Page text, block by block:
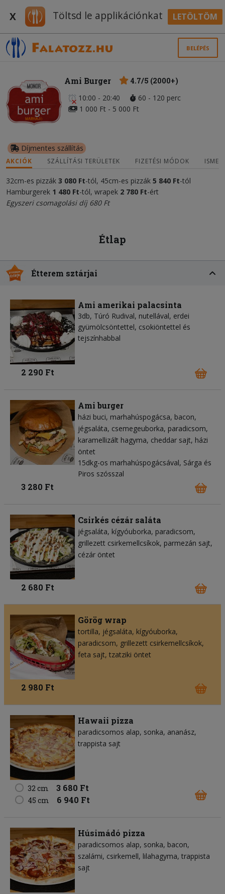
X Töltsd le applikációnkat LETÖLTÖM
BELÉPÉS
Ami Burger
4.7/5 (2000+)
10:00 - 20:40
60 - 120 perc
1 000 Ft - 5 000 Ft
Díjmentes szállítás
AKCIÓK SZÁLLÍTÁSI TERÜLETEK FIZETÉSI MÓDOK
32cm-es pizzák 3 080 Ft-tól, 45cm-es pizzák 5 840 Ft-tól
Hamburgerek 1 480 Ft-tól, wrapek 2 780 Ft-ért
Egyszeri csomagolási díj 680 Ft
Étlap
Étterem sztárjai
Ami amerikai palacsinta
3db, Túró Rudival, nutellával, erdei
gyümölcsöntettel, csokiöntettel és
tejszínhabbal
2 290 Ft
Ami burger
házi buci marhahúspogácsa bacon
jégsaláta csemegeuborka paradicsom
karamellizált hagyma cheddar sajt házi
öntet
15dkg-os marhahúspogácsával, Sárga és
Piros szósszal
3 280 Ft
Csirkés cézár saláta
jégsaláta kígyóuborka paradicsom
grillezett csirkemellcsíkok parmezán sajt
cézár öntet
2 680 Ft
Görög wrap
tortilla jégsaláta kígyóuborka
paradicsom grillezett csirkemellcsíkok
feta sajt tzatziki öntet
2 980 Ft
Hawaii pizza
paradicsomos alap sonka ananász
trappista sajt
32 cm 3 680 Ft
45 cm 6 940 Ft
Húsimádó pizza
paradicsomos alap sonka bacon
szalámi csirkemell lilahagyma trappista
sajt